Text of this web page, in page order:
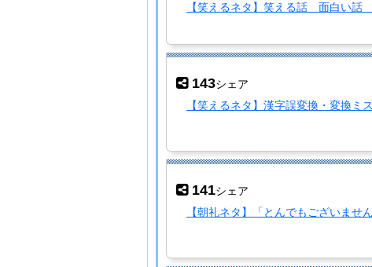
【笑えるネタ】笑える話 面白い話
143シェア
【笑えるネタ】漢字誤変換・変換
141シェア
【朝礼ネタ】「とんでもございませ